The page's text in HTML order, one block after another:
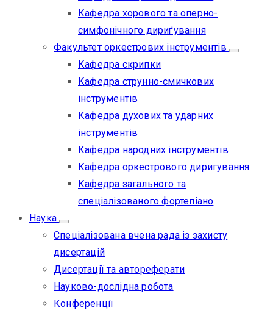
Кафедра хорового та оперно-
симфонічного дириґування
Факультет оркестрових інструментів
Кафедра скрипки
Кафедра струнно-смичкових
інструментів
Кафедра духових та ударних
інструментів
Кафедра народних інструментів
Кафедра оркестрового диригування
Кафедра загального та
спеціалізованого фортепіано
Наука
Спеціалізована вчена рада із захисту
дисертацій
Дисертації та автореферати
Науково-дослідна робота
Конференції